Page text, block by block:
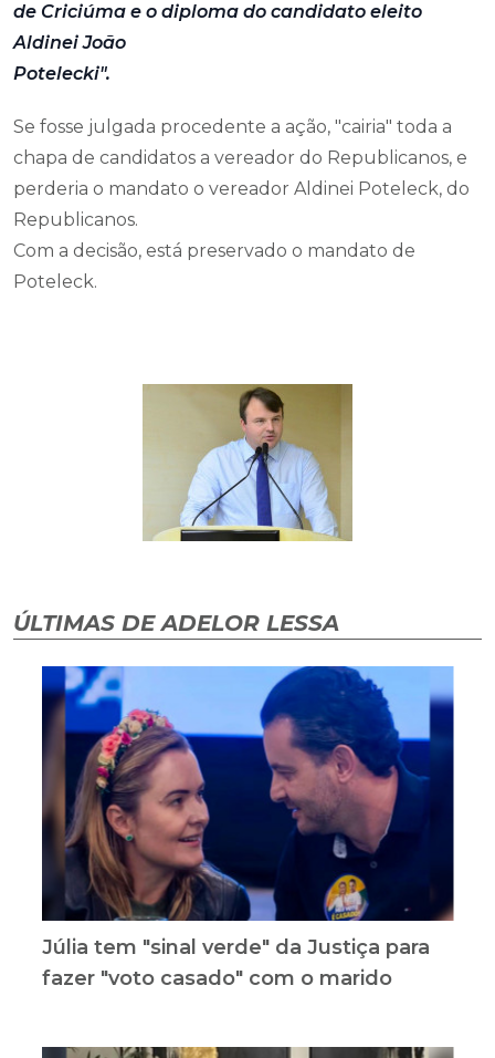
de Criciúma e o diploma do candidato eleito
Aldinei João
Potelecki".
Se fosse julgada procedente a ação, "cairia" toda a
chapa de candidatos a vereador do Republicanos, e
perderia o mandato o vereador Aldinei Poteleck, do
Republicanos.
Com a decisão, está preservado o mandato de
Poteleck.
ÚLTIMAS DE ADELOR LESSA
Júlia tem "sinal verde" da Justiça para
fazer "voto casado" com o marido